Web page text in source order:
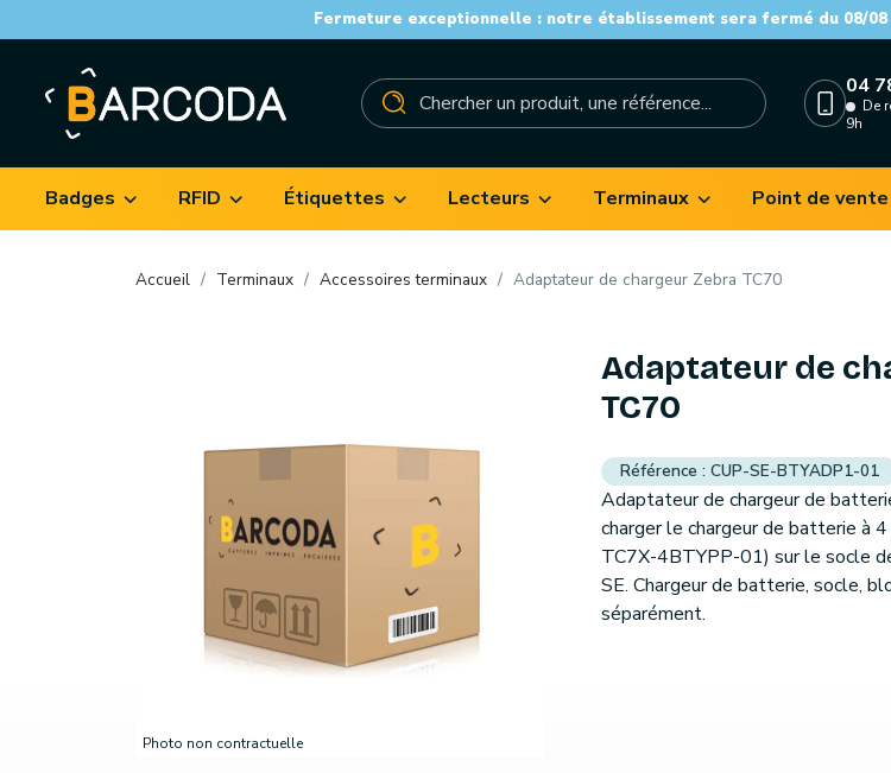
Fermeture exceptionnelle : notre établissement sera fermé du 08/
04
De
9h
Badges RFID Étiquettes Lecteurs Terminaux Point de vente
Accueil Terminaux Accessoires terminaux Adaptateur de chargeur Zebra TC70
Photo non contractuelle
Adaptateur de
TC70
CUP-SE-BTYADP1-01
Adaptateur de chargeur de
charger le chargeur de batterie à
TC7X-4BTYPP-01) sur le socle
SE. Chargeur de batterie, socle,
séparément.